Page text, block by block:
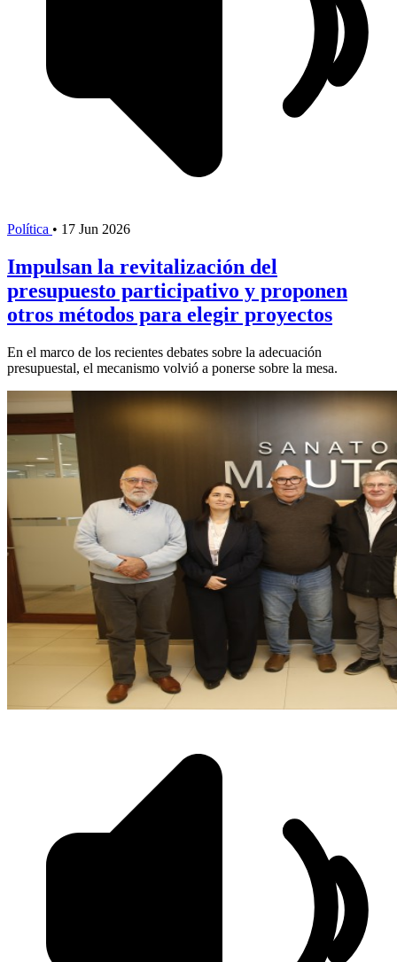
Política • 17 Jun 2026
Impulsan la revitalización del
presupuesto participativo y proponen
otros métodos para elegir proyectos
En el marco de los recientes debates sobre la adecuación
presupuestal, el mecanismo volvió a ponerse sobre la mesa.